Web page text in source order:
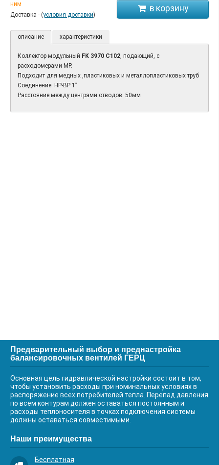
ним
Доставка - (условия доставки)
описание характеристики
Коллектор модульный FK 3970 C102, подающий, с
расходомерами МР.
Подходит для медных ,пластиковых и металлопластиковых труб
Соединение: НР-ВР 1”
Расстояние между центрами отводов: 50мм
Предварительный выбор и преднастройка
балансировочных вентилей ГЕРЦ
Основная цель гидравлической настройки состоит в том,
чтобы установить расходы при номинальных условиях в
распоряжение всех потребителей тепла. Перепад давления
по всем контурам должен оставаться постоянным и
расходы теплоносителя в точках подключения системы
должны оставаться совместимыми.
Наши преимущества
Бесплатная